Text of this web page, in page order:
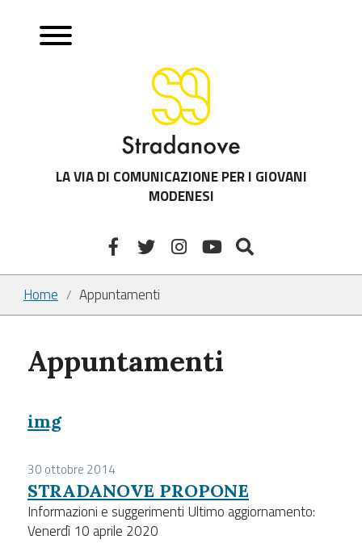
LA VIA DI COMUNICAZIONE PER I GIOVANI
MODENESI
Home / Appuntamenti
Appuntamenti
img
30 ottobre 2014
STRADANOVE PROPONE
Informazioni e suggerimenti Ultimo aggiornamento:
Venerdì 10 aprile 2020